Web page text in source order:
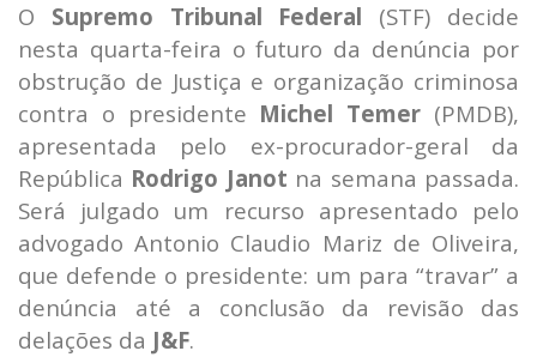
O Supremo Tribunal Federal (STF) decide
nesta quarta-feira o futuro da denúncia por
obstrução de Justiça e organização criminosa
contra o presidente Michel Temer (PMDB),
apresentada pelo ex-procurador-geral da
República Rodrigo Janot na semana passada.
Será julgado um recurso apresentado pelo
advogado Antonio Claudio Mariz de Oliveira,
que defende o presidente: um para “travar” a
denúncia até a conclusão da revisão das
delações da J&F.